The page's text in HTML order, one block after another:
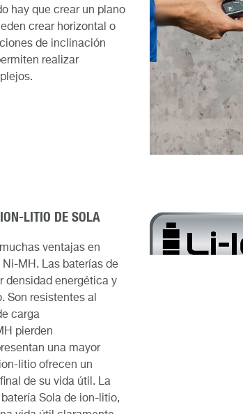
hay que crear un plano
crear horizontal o
de inclinación
realizar
LITIO DE SOLA
ventajas en
MH. Las baterías de
densidad energética y
Son resistentes al
carga
pierden
una mayor
litio ofrecen un
de su vida útil. La
Sola de ion-litio,